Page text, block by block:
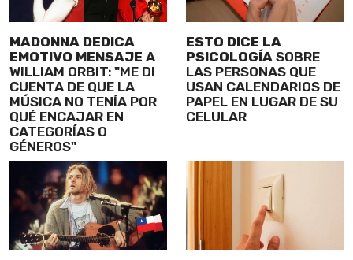
MADONNA DEDICA
EMOTIVO MENSAJE A
WILLIAM ORBIT: "ME DI
CUENTA DE QUE LA
MÚSICA NO TENÍA POR
QUÉ ENCAJAR EN
CATEGORÍAS O
GÉNEROS"
ESTO DICE LA
PSICOLOGÍA SOBRE
LAS PERSONAS QUE
USAN CALENDARIOS DE
PAPEL EN LUGAR DE SU
CELULAR